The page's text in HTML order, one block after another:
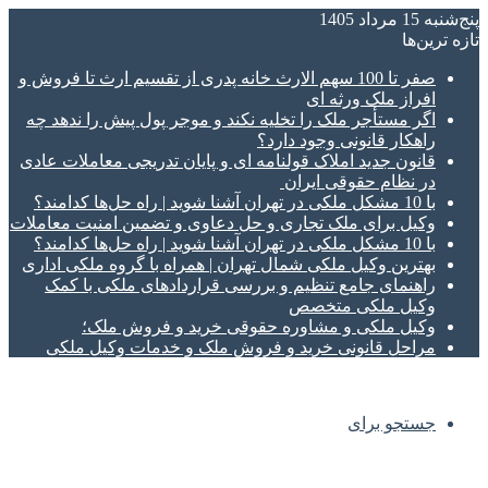
پنج‌شنبه 15 مرداد 1405
تازه‌ ترین‌ها
صفر تا 100 سهم الارث خانه پدری از تقسیم ارث تا فروش و
افراز ملک ورثه ای
اگر مستأجر ملک را تخلیه نکند و موجر پول پیش را ندهد چه
راهکار قانونی وجود دارد؟
قانون جدید املاک قولنامه ای و پایان تدریجی معاملات عادی
در نظام حقوقی ایران
با 10 مشکل ملکی در تهران آشنا شوید | راه حل‌ها کدامند؟
وکیل برای ملک تجاری و حل دعاوی و تضمین امنیت معاملات
با 10 مشکل ملکی در تهران آشنا شوید | راه حل‌ها کدامند؟
بهترین وکیل ملکی شمال تهران | همراه با گروه ملکی اداری
راهنمای جامع تنظیم و بررسی قراردادهای ملکی با کمک
وکیل ملکی متخصص
وکیل ملکی و مشاوره حقوقی خرید و فروش ملک؛
مراحل قانونی خرید و فروش ملک و خدمات وکیل ملکی
جستجو برای